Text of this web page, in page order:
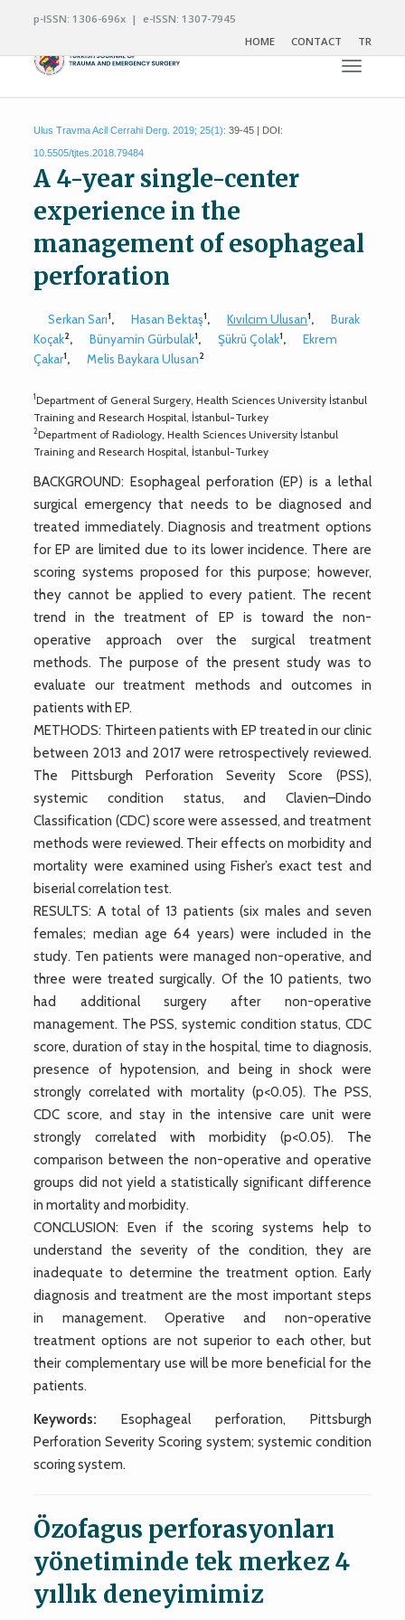
p-ISSN: 1306-696x | e-ISSN: 1307-7945
HOME
CONTACT TR
Toggle
Ulus Travma Acil Cerrahi Derg. 2019; 25(1): 39-45 | DOI:
10.5505/tjtes.2018.79484
A 4-year single-center
experience in the
management of esophageal
perforation
Serkan Sarı1, Hasan Bektaş1, Kıvılcım Ulusan1,
Burak
Koçak2, Bünyamin Gürbulak1, Şükrü Çolak1,
Ekrem
Çakar1, Melis Baykara Ulusan2
1Department of General Surgery, Health Sciences University İstanbul
Training and Research Hospital, İstanbul-Turkey
2Department of Radiology, Health Sciences University İstanbul
Training and Research Hospital, İstanbul-Turkey
BACKGROUND: Esophageal perforation (EP) is a lethal
surgical emergency that needs to be diagnosed and
treated immediately. Diagnosis and treatment options
for EP are limited due to its lower incidence. There are
scoring systems proposed for this purpose; however,
they cannot be applied to every patient. The recent
trend in the treatment of EP is toward the non-
operative approach over the surgical treatment
methods. The purpose of the present study was to
evaluate our treatment methods and outcomes in
patients with EP.
METHODS: Thirteen patients with EP treated in our clinic
between 2013 and 2017 were retrospectively reviewed.
The Pittsburgh Perforation Severity Score (PSS),
systemic condition status, and Clavien–Dindo
Classification (CDC) score were assessed, and treatment
methods were reviewed. Their effects on morbidity and
mortality were examined using Fisher’s exact test and
biserial correlation test.
RESULTS: A total of 13 patients (six males and seven
females; median age 64 years) were included in the
study. Ten patients were managed non-operative, and
three were treated surgically. Of the 10 patients, two
had additional surgery after non-operative
management. The PSS, systemic condition status, CDC
score, duration of stay in the hospital, time to diagnosis,
presence of hypotension, and being in shock were
strongly correlated with mortality (p<0.05). The PSS,
CDC score, and stay in the intensive care unit were
strongly correlated with morbidity (p<0.05). The
comparison between the non-operative and operative
groups did not yield a statistically significant difference
in mortality and morbidity.
CONCLUSION: Even if the scoring systems help to
understand the severity of the condition, they are
inadequate to determine the treatment option. Early
diagnosis and treatment are the most important steps
in management. Operative and non-operative
treatment options are not superior to each other, but
their complementary use will be more beneficial for the
patients.
Keywords: Esophageal perforation, Pittsburgh
Perforation Severity Scoring system; systemic condition
scoring system.
Özofagus perforasyonları
yönetiminde tek merkez 4
yıllık deneyimimiz